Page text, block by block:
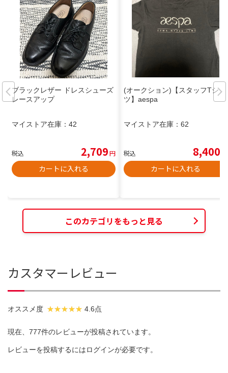
ブラックレザー ドレスシューズ
レースアップ
マイストア在庫： 42
税込 2,709円
カートに入れる
(オークション)【スタッフTシャ
ツ】aespa
マイストア在庫： 62
税込 8,400
カートに入れる
このカテゴリをもっと見る
カスタマーレビュー
オススメ度 4.6点
現在、777件のレビューが投稿されています。
レビューを投稿するにはログインが必要です。